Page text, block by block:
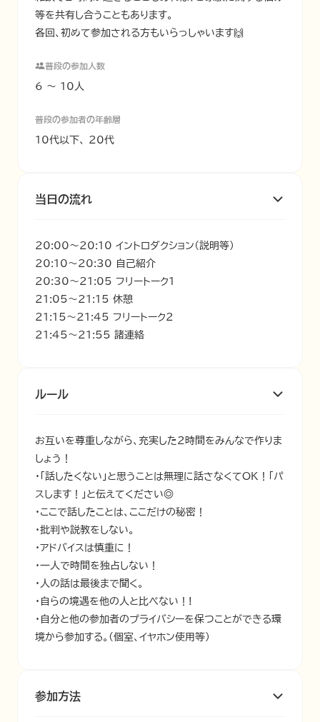
等を共有し合うこともあります。
各回、初めて参加される方もいらっしゃいます🙌
普段の参加人数
6 〜 10人
普段の参加者の年齢層
10代以下、 20代
当日の流れ
20:00〜20:10 イントロダクション（説明等）
20:10～20:30 自己紹介
20:30～21:05 フリートーク1
21:05～21:15 休憩
21:15～21:45 フリートーク2
21:45～21:55 諸連絡
ルール
お互いを尊重しながら、充実した２時間をみんなで作りま
しょう！
・「話したくない」と思うことは無理に話さなくてOK！「パ
スします！」と伝えてください◎
・ここで話したことは、ここだけの秘密！
・批判や説教をしない。
・アドバイスは慎重に！
・一人で時間を独占しない！
・人の話は最後まで聞く。
・自らの境遇を他の人と比べない！!
・自分と他の参加者のプライバシーを保つことができる環
参加方法